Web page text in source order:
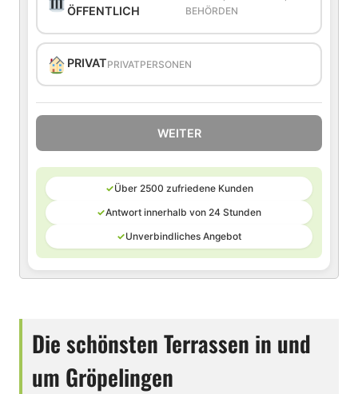
ÖFFENTLICH
BEHÖRDEN
PRIVATPRIVATPERSONEN
WEITER
✓Über 2500 zufriedene Kunden
✓Antwort innerhalb von 24 Stunden
✓Unverbindliches Angebot
Die schönsten Terrassen in und
um Gröpelingen